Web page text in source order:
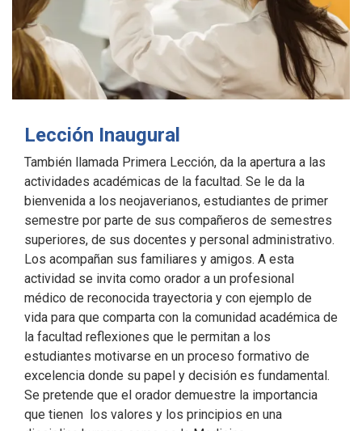
Lección Inaugural
También llamada Primera Lección, da la apertura a las
actividades académicas de la facultad. Se le da la
bienvenida a los neojaverianos, estudiantes de primer
semestre por parte de sus compañeros de semestres
superiores, de sus docentes y personal administrativo.
Los acompañan sus familiares y amigos. A esta
actividad se invita como orador a un profesional
médico de reconocida trayectoria y con ejemplo de
vida para que comparta con la comunidad académica de
la facultad reflexiones que le permitan a los
estudiantes motivarse en un proceso formativo de
excelencia donde su papel y decisión es fundamental.
Se pretende que el orador demuestre la importancia
que tienen los valores y los principios en una